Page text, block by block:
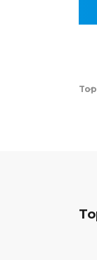
Top